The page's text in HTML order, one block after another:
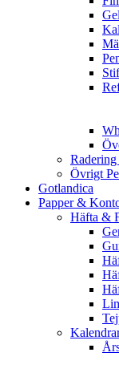
Övrigt
Gotlandica
Papper &
Häfta &